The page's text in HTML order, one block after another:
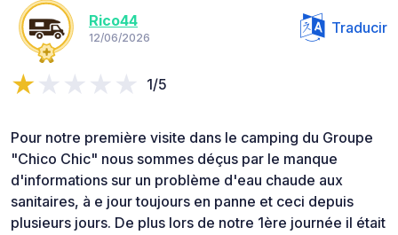
Rico44
12/06/2026
Traducir
1/5
Pour notre première visite dans le camping du Groupe
"Chico Chic" nous sommes déçus par le manque
d'informations sur un problème d'eau chaude aux
sanitaires, à e jour toujours en panne et ceci depuis
plusieurs jours. De plus lors de notre 1ère journée il était